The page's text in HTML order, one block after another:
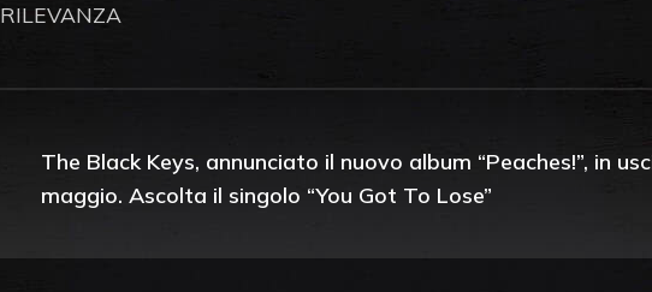
RILEVANZA
The Black Keys, annunciato il nuovo album “Peaches!”, in
maggio. Ascolta il singolo “You Got To Lose”